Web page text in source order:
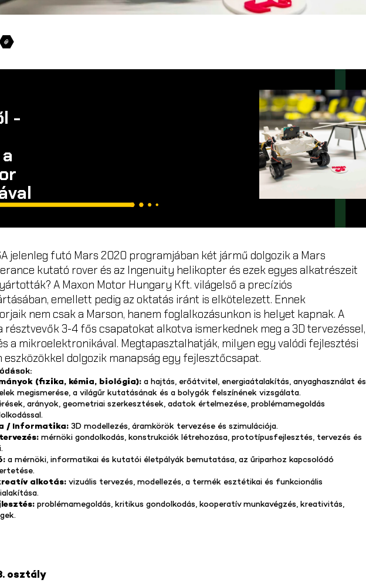
-
jelenleg futó Mars 2020 programjában két jármű dolgozik a Mars
kutató rover és az Ingenuity helikopter és ezek egyes alkatrészeit
A Maxon Motor Hungary Kft. világelső a precíziós
emellett pedig az oktatás iránt is elkötelezett. Ennek
nem csak a Marson, hanem foglalkozásunkon is helyet kapnak. A
résztvevők 3-4 fős csapatokat alkotva ismerkednek meg a 3D tervezéssel,
a mikroelektronikával. Megtapasztalhatják, milyen egy valódi fejlesztési
dolgozik manapság egy fejlesztőcsapat.
(fizika, kémia, biológia): a hajtás, erőátvitel, energiaátalakítás, anyaghasználat és
megismerése, a világűr kutatásának és a bolygók felszínének vizsgálata.
arányok, geometriai szerkesztések, adatok értelmezése, problémamegoldás
/ Informatika: 3D modellezés, áramkörök tervezése és szimulációja.
mérnöki gondolkodás, konstrukciók létrehozása, prototípusfejlesztés, tervezés és
a mérnöki, informatikai és kutatói életpályák bemutatása, az űriparhoz kapcsolódó
alkotás: vizuális tervezés, modellezés, a termék esztétikai és funkcionális
problémamegoldás, kritikus gondolkodás, kooperatív munkavégzés, kreativitás,
osztály